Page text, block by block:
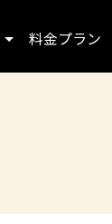
料金プラン